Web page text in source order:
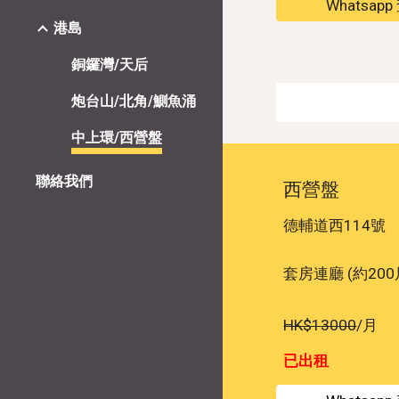
港島
銅鑼灣/天后
炮台山/北角/鰂魚涌
中上環/西營盤
聯絡我們
Whatsapp
西營盤
德輔道西114號
套房連廳 (約200
HK$13000/月
已出租